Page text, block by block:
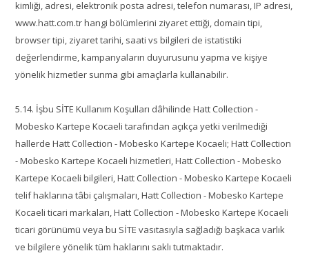
kimliği, adresi, elektronik posta adresi, telefon numarası, IP adresi,
www.hatt.com.tr hangi bölümlerini ziyaret ettiği, domain tipi,
browser tipi, ziyaret tarihi, saati vs bilgileri de istatistiki
değerlendirme, kampanyaların duyurusunu yapma ve kişiye
yönelik hizmetler sunma gibi amaçlarla kullanabilir.
5.14. İşbu SİTE Kullanım Koşulları dâhilinde Hatt Collection -
Mobesko Kartepe Kocaeli tarafından açıkça yetki verilmediği
hallerde Hatt Collection - Mobesko Kartepe Kocaeli; Hatt Collection
- Mobesko Kartepe Kocaeli hizmetleri, Hatt Collection - Mobesko
Kartepe Kocaeli bilgileri, Hatt Collection - Mobesko Kartepe Kocaeli
telif haklarına tâbi çalışmaları, Hatt Collection - Mobesko Kartepe
Kocaeli ticari markaları, Hatt Collection - Mobesko Kartepe Kocaeli
ticari görünümü veya bu SİTE vasıtasıyla sağladığı başkaca varlık
ve bilgilere yönelik tüm haklarını saklı tutmaktadır.